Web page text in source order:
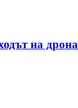
на дрона